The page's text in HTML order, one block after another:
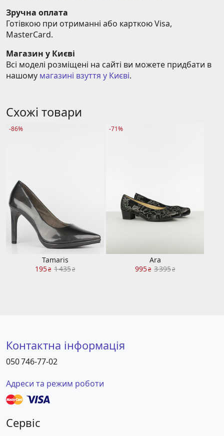
Зручна оплата
Готівкою при отриманні або карткою Visa,
MasterCard.
Магазин у Києві
Всі моделі розміщені на сайті ви можете придбати в
нашому магазині взуття у Києві.
Схожі товари
-86%
Tamaris
195₴ 1 435₴
-71%
Ara
995₴ 3 395₴
Контактна інформація
050 746-77-02
Адреси та режим роботи
Сервіс